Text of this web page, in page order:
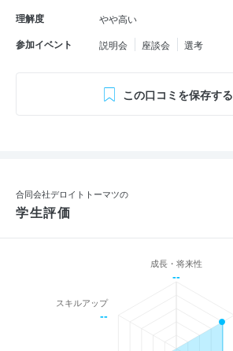
理解度 やや高い
参加イベント 説明会 座談会 選考
この口コミを保存する
合同会社デロイトトーマツの
学生評価
成長・将来性
--
スキルアップ
--